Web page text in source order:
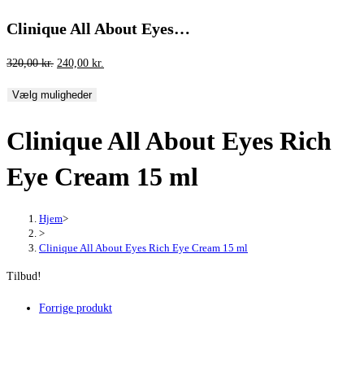
Clinique All About Eyes…
320,00kr. Den
pris
320,00 kr..
240,00 kr.
240,00 kr..
Vælg muligheder
Clinique All About Eyes Rich
Eye Cream 15 ml
Hjem>
>
Clinique All About Eyes Rich Eye Cream 15 ml
Tilbud!
Forrige produkt